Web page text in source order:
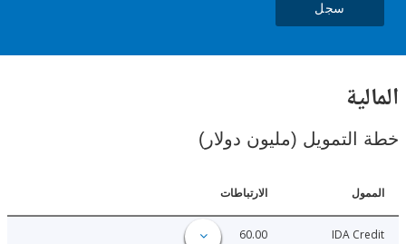
(مليون دولار)
الارتباطات
IDA